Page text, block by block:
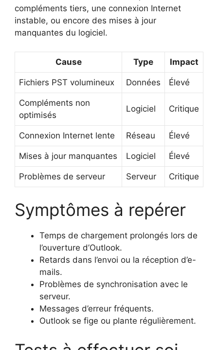
compléments tiers, une connexion Internet
instable, ou encore des mises à jour
manquantes du logiciel.
Cause Type Impact
Fichiers PST volumineux Données Élevé
Compléments non
optimisés
Logiciel Critique
Connexion Internet lente Réseau Élevé
Mises à jour manquantes Logiciel Élevé
Problèmes de serveur Serveur Critique
Symptômes à repérer
Temps de chargement prolongés lors de
l’ouverture d’Outlook.
Retards dans l’envoi ou la réception d’e-
mails.
Problèmes de synchronisation avec le
serveur.
Messages d’erreur fréquents.
Outlook se fige ou plante régulièrement.